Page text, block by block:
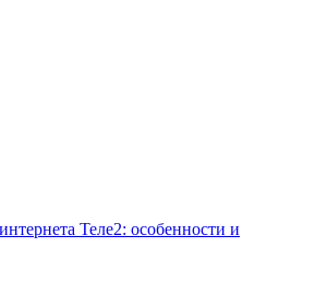
Теле2: особенности и